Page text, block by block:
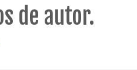
de autor.